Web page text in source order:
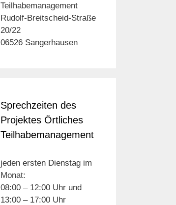
Teilhabemanagement
Rudolf-Breitscheid-Straße
20/22
06526 Sangerhausen
Sprechzeiten des
Projektes Örtliches
Teilhabemanagement
jeden ersten Dienstag im
Monat:
08:00 – 12:00 Uhr und
13:00 – 17:00 Uhr